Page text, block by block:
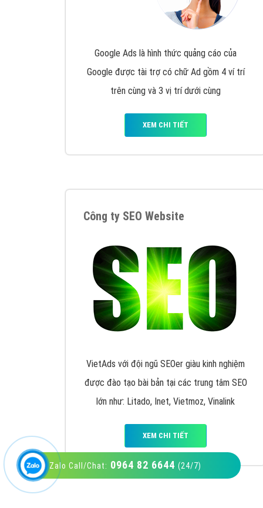
Zalo Call/Chat: 0964 82 6644 (24/7)
Google Ads là hình thức quảng cáo của
Google được tài trợ có chữ Ad gồm 4 ví trí
trên cùng và 3 vị trí dưới cùng
XEM CHI TIẾT
Công ty SEO Website
VietAds với đội ngũ SEOer giàu kinh nghiệm
được đào tạo bài bản tại các trung tâm SEO
lớn như: Litado, Inet, Vietmoz, Vinalink
XEM CHI TIẾT